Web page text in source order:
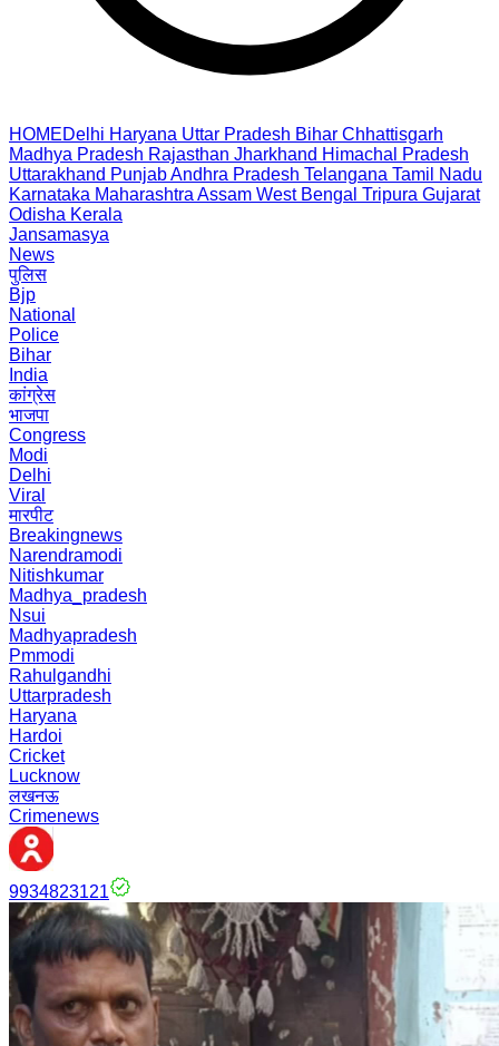
HOMEDelhi Haryana Uttar Pradesh Bihar Chhattisgarh
Madhya Pradesh Rajasthan Jharkhand Himachal Pradesh
Uttarakhand PunjabAndhra Pradesh Telangana Tamil Nadu
Karnataka Maharashtra Assam West Bengal Tripura Gujarat
Odisha Kerala
Jansamasya
News
पुलिस
Bjp
National
Police
Bihar
India
कांग्रेस
भाजपा
Congress
Modi
Delhi
Viral
मारपीट
Breakingnews
Narendramodi
Nitishkumar
Madhya_pradesh
Nsui
Madhyapradesh
Pmmodi
Rahulgandhi
Uttarpradesh
Haryana
Hardoi
Cricket
Lucknow
लखनऊ
Crimenews
9934823121